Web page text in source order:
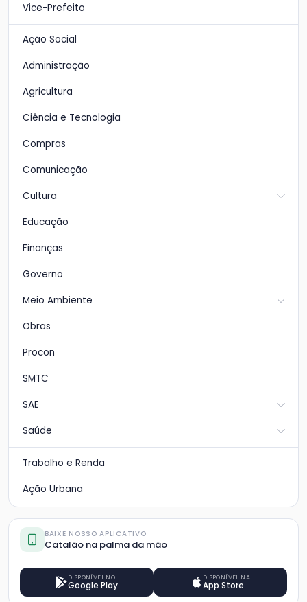
Vice-Prefeito
Ação Social
Administração
Agricultura
Ciência e Tecnologia
Compras
Comunicação
Cultura
Educação
Finanças
Governo
Meio Ambiente
Obras
Procon
SMTC
SAE
Saúde
Trabalho e Renda
Ação Urbana
BAIXE NOSSO APLICATIVO
Catalão na palma da mão
DISPONÍVEL NO
Google Play
DISPONÍVEL NA
App Store